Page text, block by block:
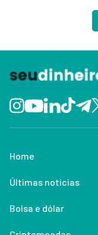
Home
Últimas notícias
Bolsa e dólar